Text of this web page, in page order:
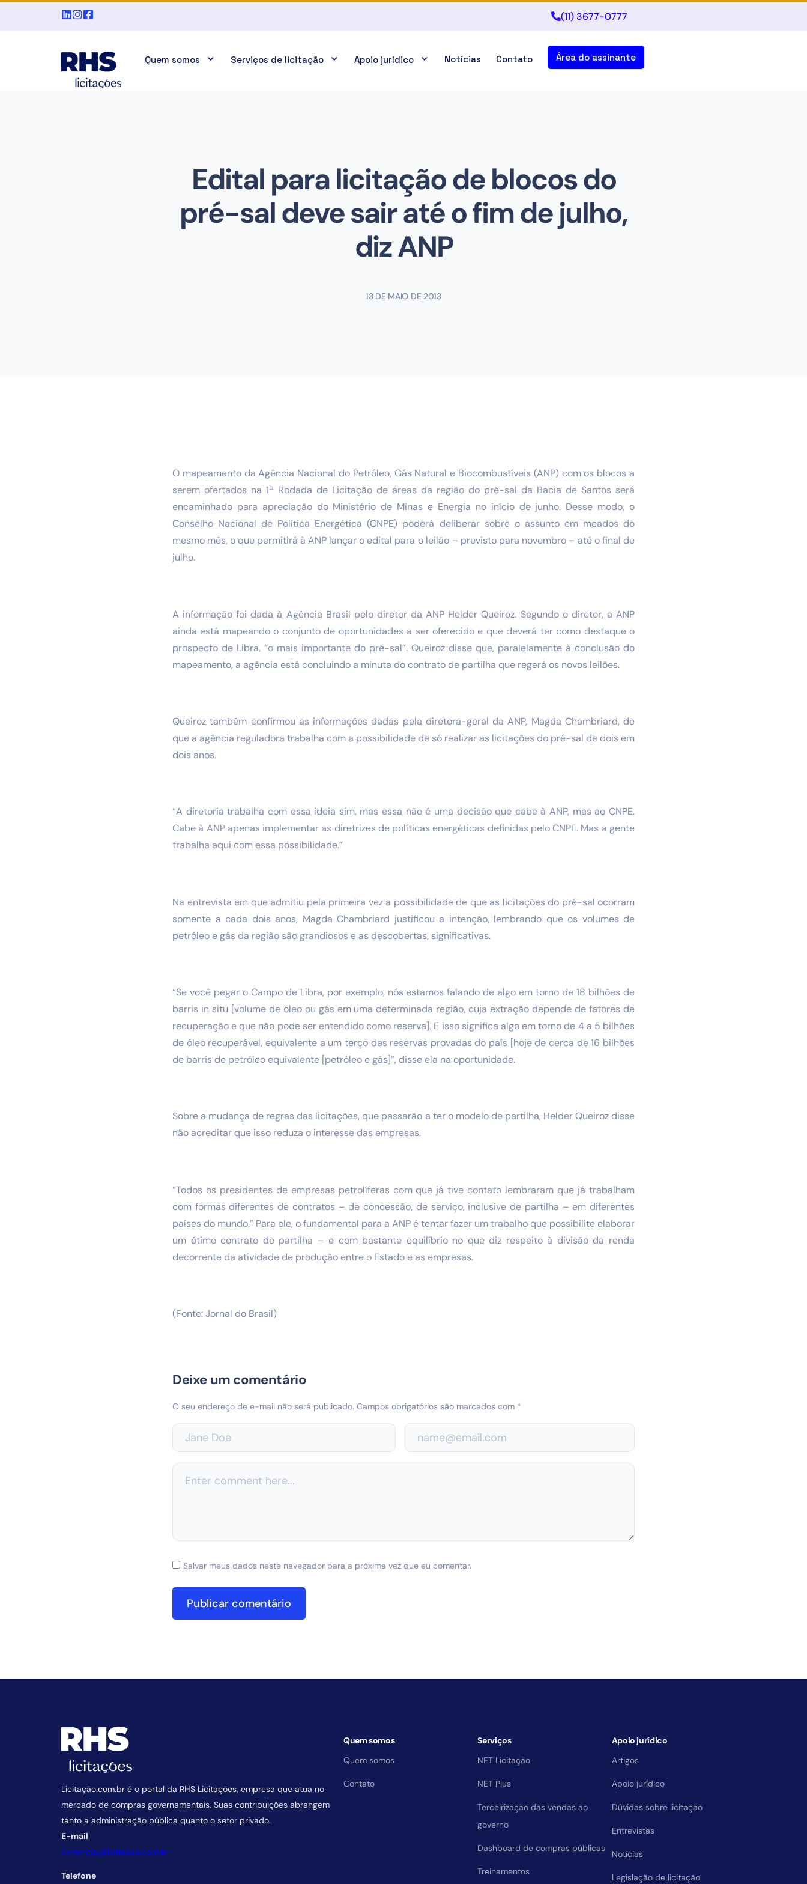
(11) 3677-0777
Quem somos Serviços de licitação Apoio jurídico Notícias Contato Área do assinante
Edital para licitação de blocos do
pré-sal deve sair até o fim de julho,
diz ANP
13 DE MAIO DE 2013
O mapeamento da Agência Nacional do Petróleo, Gás Natural e Biocombustíveis (ANP) com os blocos a
serem ofertados na 1ª Rodada de Licitação de áreas da região do pré-sal da Bacia de Santos será
encaminhado para apreciação do Ministério de Minas e Energia no início de junho. Desse modo, o
Conselho Nacional de Política Energética (CNPE) poderá deliberar sobre o assunto em meados do
mesmo mês, o que permitirá à ANP lançar o edital para o leilão – previsto para novembro – até o final de
julho.
A informação foi dada à Agência Brasil pelo diretor da ANP Helder Queiroz. Segundo o diretor, a ANP
ainda está mapeando o conjunto de oportunidades a ser oferecido e que deverá ter como destaque o
prospecto de Libra, “o mais importante do pré-sal”. Queiroz disse que, paralelamente à conclusão do
mapeamento, a agência está concluindo a minuta do contrato de partilha que regerá os novos leilões.
Queiroz também confirmou as informações dadas pela diretora-geral da ANP, Magda Chambriard, de
que a agência reguladora trabalha com a possibilidade de só realizar as licitações do pré-sal de dois em
dois anos.
“A diretoria trabalha com essa ideia sim, mas essa não é uma decisão que cabe à ANP, mas ao CNPE.
Cabe à ANP apenas implementar as diretrizes de políticas energéticas definidas pelo CNPE. Mas a gente
trabalha aqui com essa possibilidade.”
Na entrevista em que admitiu pela primeira vez a possibilidade de que as licitações do pré-sal ocorram
somente a cada dois anos, Magda Chambriard justificou a intenção, lembrando que os volumes de
petróleo e gás da região são grandiosos e as descobertas, significativas.
“Se você pegar o Campo de Libra, por exemplo, nós estamos falando de algo em torno de 18 bilhões de
barris in situ [volume de óleo ou gás em uma determinada região, cuja extração depende de fatores de
recuperação e que não pode ser entendido como reserva]. E isso significa algo em torno de 4 a 5 bilhões
de óleo recuperável, equivalente a um terço das reservas provadas do país [hoje de cerca de 16 bilhões
de barris de petróleo equivalente [petróleo e gás]”, disse ela na oportunidade.
Sobre a mudança de regras das licitações, que passarão a ter o modelo de partilha, Helder Queiroz disse
não acreditar que isso reduza o interesse das empresas.
“Todos os presidentes de empresas petrolíferas com que já tive contato lembraram que já trabalham
com formas diferentes de contratos – de concessão, de serviço, inclusive de partilha – em diferentes
países do mundo.” Para ele, o fundamental para a ANP é tentar fazer um trabalho que possibilite elaborar
um ótimo contrato de partilha – e com bastante equilíbrio no que diz respeito à divisão da renda
decorrente da atividade de produção entre o Estado e as empresas.
(Fonte: Jornal do Brasil)
Deixe um comentário
O seu endereço de e-mail não será publicado. Campos obrigatórios são marcados com *
Salvar meus dados neste navegador para a próxima vez que eu comentar.
Licitação.com.br é o portal da RHS Licitações, empresa que atua no
mercado de compras governamentais. Suas contribuições abrangem
tanto a administração pública quanto o setor privado.
E-mail
comercial@licitacao.com.br
Telefone
Quem somos
Quem somos
Contato
Serviços
NET Licitação
NET Plus
Terceirização das vendas ao
governo
Dashboard de compras públicas
Treinamentos
Apoio jurídico
Artigos
Apoio jurídico
Dúvidas sobre licitação
Entrevistas
Notícias
Legislação de licitação